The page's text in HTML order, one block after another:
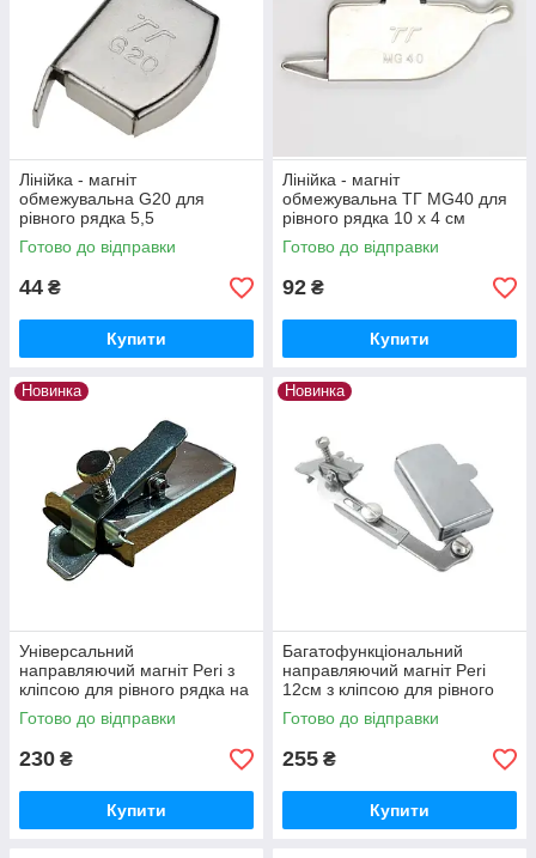
Лінійка - магніт
обмежувальна G20 для
рівного рядка 5,5
см(загальна довжина) (6291)
Готово до відправки
44 ₴
Купити
Лінійка - магніт
обмежувальна ТГ MG40 для
рівного рядка 10 х 4 см
великий (6419)
Готово до відправки
92 ₴
Купити
Новинка
Універсальний
направляючий магніт Peri з
кліпсою для рівного рядка на
швейну машину (6735)
Готово до відправки
230 ₴
Купити
Новинка
Багатофункціональний
направляючий магніт Peri
12см з кліпсою для рівного
рядка на швейну машину
(6869)
Готово до відправки
255 ₴
Купити